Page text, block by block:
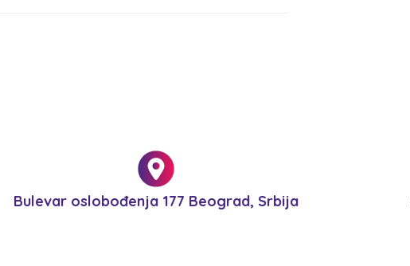
Bulevar oslobođenja 177 Beograd, Srbija